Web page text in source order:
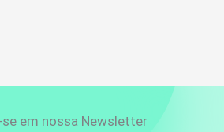
se em nossa Newsletter